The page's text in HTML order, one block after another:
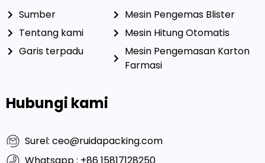
Kualitas
Sumber
Tentang kami
Mesin Press Tablet
Mesin Pengemas Blister
Mesin Hitung Otomatis
Mesin Pengemasan Karton
Hubungi kami
Surel: ceo@ruidapacking.com